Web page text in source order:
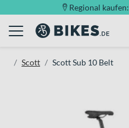
Regional kaufen:
Scott Scott Sub 10 Belt